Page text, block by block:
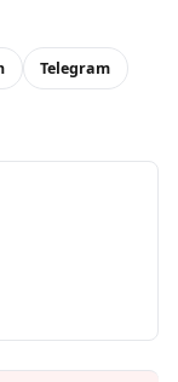
Telegram